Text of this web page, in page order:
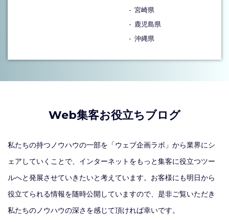
宮崎県
鹿児島県
沖縄県
Web集客お役立ちブログ
私たちの持つノウハウの一部を「ウェブ企画ラボ」から業界にシ
ェアしていくことで、インターネットをもっと集客に役立つツー
ルへと発展させていきたいと考えています。お客様にも明日から
役立てられる情報を随時公開していますので、是非ご覧いただき
私たちのノウハウの深さを感じて頂ければ幸いです。